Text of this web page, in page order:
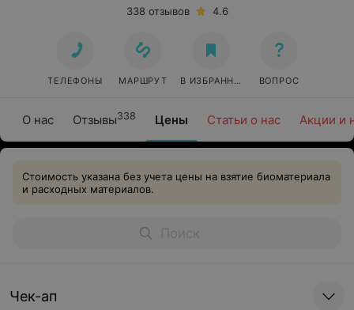
О нас Отзывы338 Цены Статьи о нас Акции и
338 отзывов
4.6
ТЕЛЕФОНЫ МАРШРУТ В ИЗБРАННОЕ ВОПРОС
Стоимость указана без учета цены на взятие биоматериала
и расходных материалов.
Чек-ап